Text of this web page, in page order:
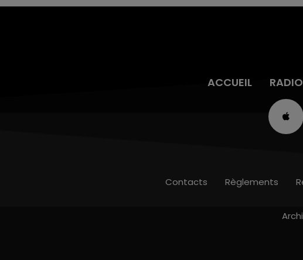
ACCUEIL RADIO
Contacts Règlements